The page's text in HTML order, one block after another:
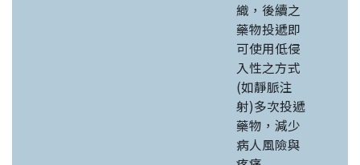
織，後續之
藥物投遞即
可使用低侵
入性之方式
(如靜脈注
射)多次投遞
藥物，減少
病人風險與